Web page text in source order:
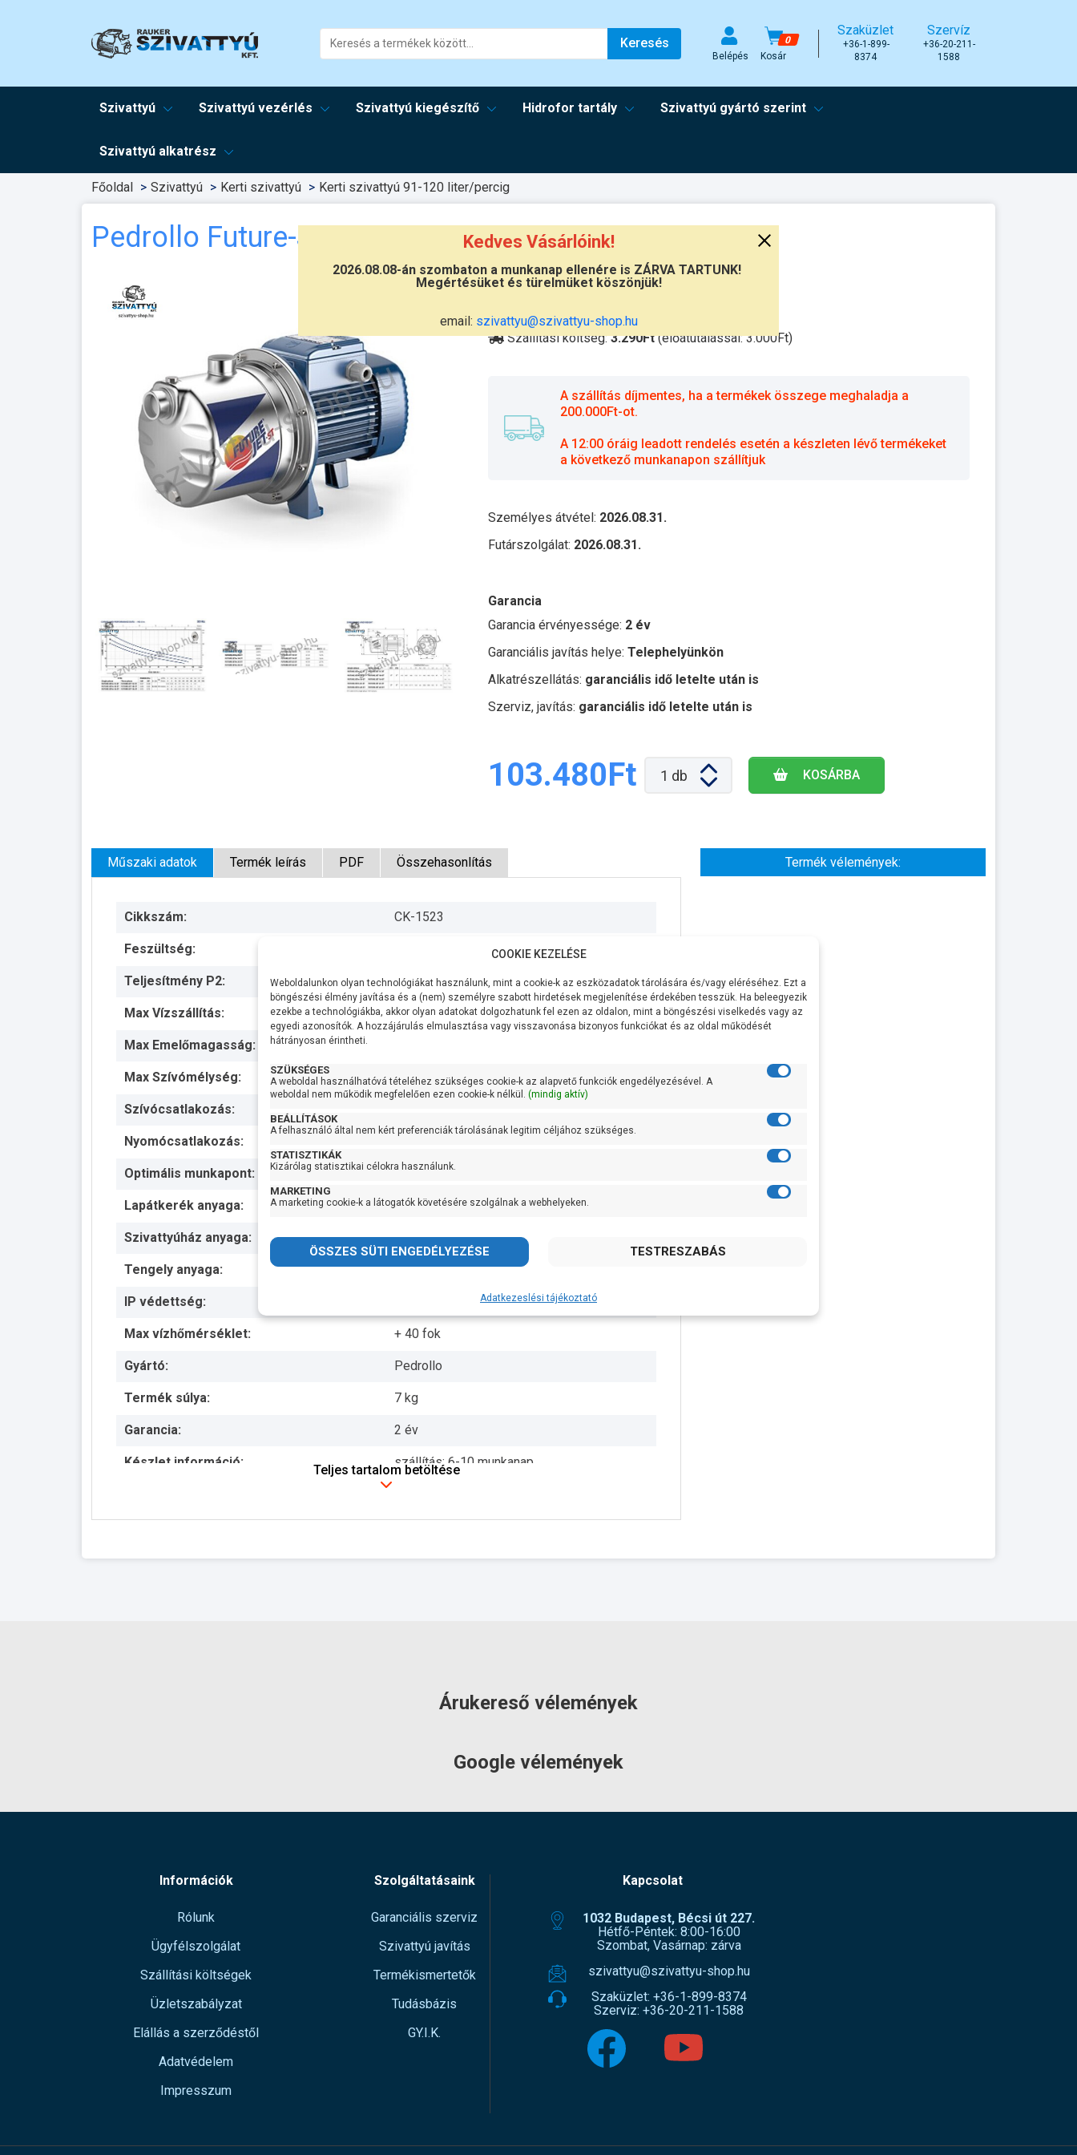
Kedves Vásárlóink!
2026.08.08-án szombaton a munkanap ellenére is ZÁRVA TARTUNK!
Megértésüket és türelmüket köszönjük!
email: szivattyu@szivattyu-shop.hu
Keresés
Belépés
0
Kosár
Szaküzlet
+36-1-899-
8374
Szervíz
+36-20-211-
1588
Szivattyú Szivattyú vezérlés Szivattyú kiegészítő Hidrofor tartály Szivattyú gyártó szerint
Szivattyú alkatrész
Főoldal Szivattyú Kerti szivattyú Kerti szivattyú 91-120 liter/percig
Pedrollo Future-Jet 1B-ST
Átvétel
Szállítási költség:3.290Ft(előátutalással: 3.000Ft)
A szállítás díjmentes, ha a termékek összege meghaladja a
200.000Ft-ot.
A 12:00 óráig leadott rendelés esetén a készleten lévő termékeket
a következő munkanapon szállítjuk
Személyes átvétel: 2026.08.31.
Futárszolgálat: 2026.08.31.
Garancia
Garancia érvényessége: 2 év
Garanciális javítás helye: Telephelyünkön
Alkatrészellátás: garanciális idő letelte után is
Szerviz, javítás: garanciális idő letelte után is
103.480Ft 1 db KOSÁRBA
Műszaki adatok Termék leírás PDF Összehasonlítás
Cikkszám: CK-1523
Feszültség:
Teljesítmény P2: 480W
Max Vízszállítás: 95 liter/perc
Max Emelőmagasság:
Max Szívómélység: 9 méter
Szívócsatlakozás:
Nyomócsatlakozás: 1 coll
Optimális munkapont: 19,7 méteren 40 liter/perc
Lapátkerék anyaga: AISI 304 rozsdamentes acél
Szivattyúház anyaga: AISI 304 rozsdamentes acél
Tengely anyaga: AISI 431 rozsdamentes acél
IP védettség:
Max vízhőmérséklet: + 40 fok
Gyártó: Pedrollo
Termék súlya: 7 kg
Garancia: 2 év
Készlet információ: szállítás: 6-10 munkanap
Teljes tartalom betöltése
Termék vélemények:
Árukereső vélemények
Google vélemények
Információk
Rólunk
Ügyfélszolgálat
Szállítási költségek
Üzletszabályzat
Elállás a szerződéstől
Adatvédelem
Impresszum
Szolgáltatásaink
Garanciális szerviz
Szivattyú javítás
Termékismertetők
Tudásbázis
GY.I.K.
Kapcsolat
1032 Budapest, Bécsi út 227.
Hétfő-Péntek: 8:00-16:00
Szombat, Vasárnap: zárva
szivattyu@szivattyu-shop.hu
Szaküzlet: +36-1-899-8374
Szerviz: +36-20-211-1588
COOKIE KEZELÉSE
Weboldalunkon olyan technológiákat használunk, mint a cookie-k az eszközadatok tárolására és/vagy eléréséhez. Ezt a
böngészési élmény javítása és a (nem) személyre szabott hirdetések megjelenítése érdekében tesszük. Ha beleegyezik
ezekbe a technológiákba, akkor olyan adatokat dolgozhatunk fel ezen az oldalon, mint a böngészési viselkedés vagy az
egyedi azonosítók. A hozzájárulás elmulasztása vagy visszavonása bizonyos funkciókat és az oldal működését
hátrányosan érintheti.
SZÜKSÉGES
A weboldal használhatóvá tételéhez szükséges cookie-k az alapvető funkciók engedélyezésével. A
weboldal nem működik megfelelően ezen cookie-k nélkül. (mindig aktív)
BEÁLLÍTÁSOK
A felhasználó által nem kért preferenciák tárolásának legitim céljához szükséges.
STATISZTIKÁK
Kizárólag statisztikai célokra használunk.
MARKETING
A marketing cookie-k a látogatók követésére szolgálnak a webhelyeken.
Adatkezeslési tájékoztató